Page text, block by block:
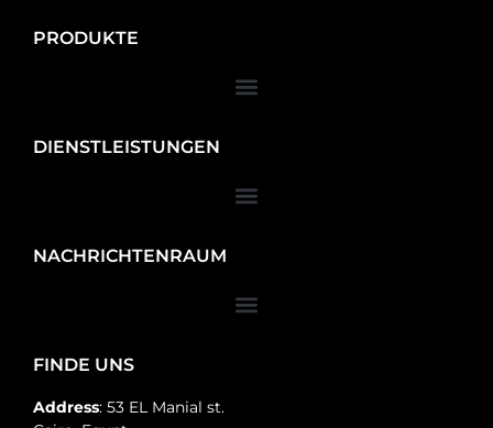
PRODUKTE
DIENSTLEISTUNGEN
NACHRICHTENRAUM
FINDE UNS
Address: 53 EL Manial st.